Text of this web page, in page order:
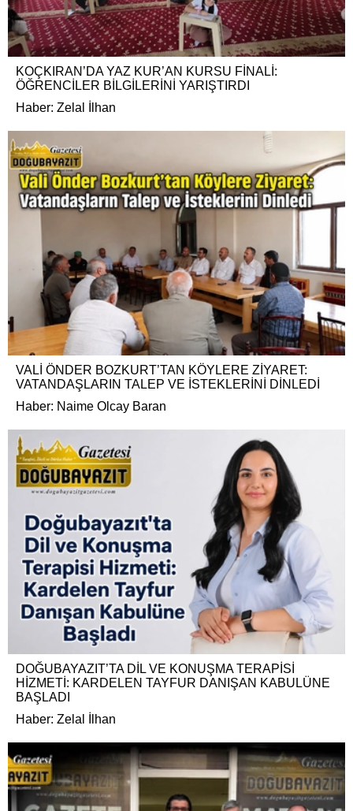
KOÇKIRAN’DA YAZ KUR’AN KURSU FİNALİ:
ÖĞRENCİLER BİLGİLERİNİ YARIŞTIRDI
Haber: Zelal İlhan
VALİ ÖNDER BOZKURT’TAN KÖYLERE ZİYARET:
VATANDAŞLARIN TALEP VE İSTEKLERİNİ DİNLEDİ
Haber: Naime Olcay Baran
DOĞUBAYAZIT’TA DİL VE KONUŞMA TERAPİSİ
HİZMETİ: KARDELEN TAYFUR DANIŞAN KABULÜNE
BAŞLADI
Haber: Zelal İlhan